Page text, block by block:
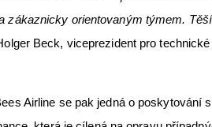
zákaznicky orientovaným týmem.
Beck, viceprezident pro
Airline se pak jedná o poskytování